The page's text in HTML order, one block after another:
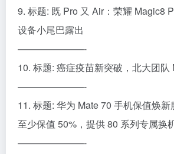
9. 标题: 既 Pro 又 Air：荣耀 Magic8
设备小尾巴露出
———————-
10. 标题: 癌症疫苗新突破，北大团队
———————-
11. 标题: 华为 Mate 70 手机保值焕新
至少保值 50%，提供 80 系列专属换
———————-